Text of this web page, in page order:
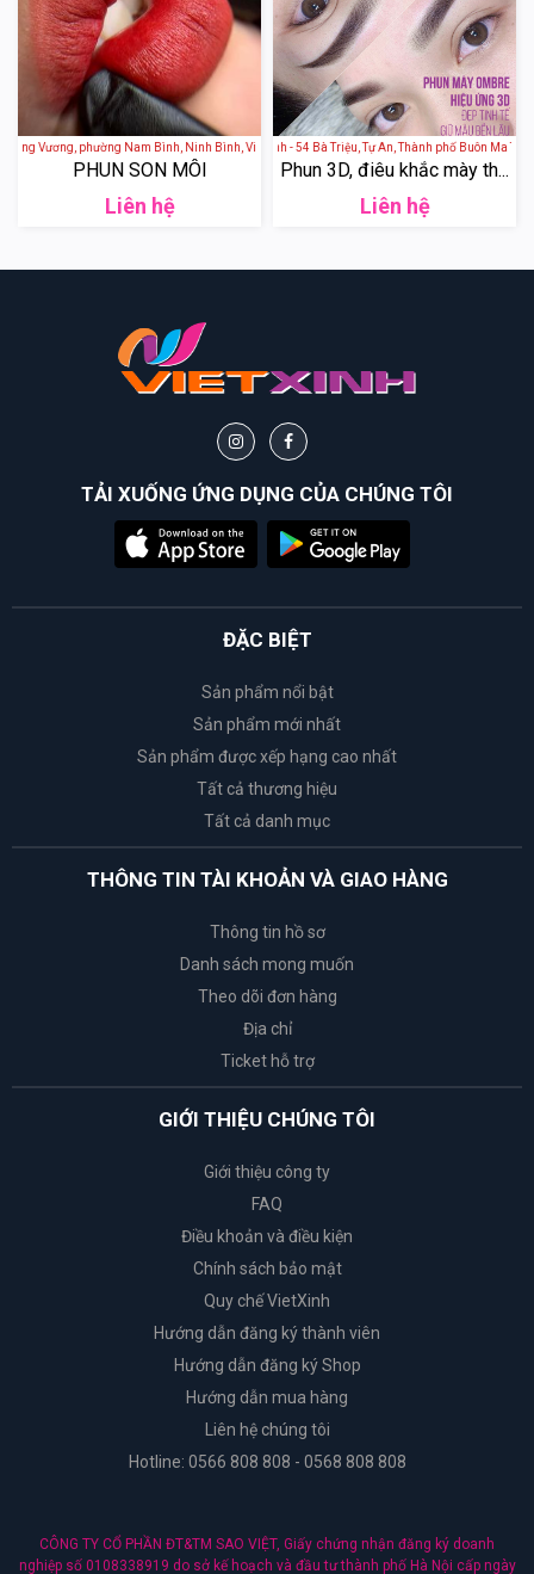
Vương, phường Nam Bình, Ninh Bình, Việt Nam
PHUN SON MÔI
Liên hệ
Thẩm mỹ viện Thảo Xinh - 54 Bà Triệu, Tự An, Thành phố Buôn Ma
Phun 3D, điêu khắc mày th...
Liên hệ
TẢI XUỐNG ỨNG DỤNG CỦA CHÚNG TÔI
ĐẶC BIỆT
Sản phẩm nổi bật
Sản phẩm mới nhất
Sản phẩm được xếp hạng cao nhất
Tất cả thương hiệu
Tất cả danh mục
THÔNG TIN TÀI KHOẢN VÀ GIAO HÀNG
Thông tin hồ sơ
Danh sách mong muốn
Theo dõi đơn hàng
Địa chỉ
Ticket hỗ trợ
GIỚI THIỆU CHÚNG TÔI
Giới thiệu công ty
FAQ
Điều khoản và điều kiện
Chính sách bảo mật
Quy chế VietXinh
Hướng dẫn đăng ký thành viên
Hướng dẫn đăng ký Shop
Hướng dẫn mua hàng
Liên hệ chúng tôi
Hotline: 0566 808 808 - 0568 808 808
CÔNG TY CỔ PHẦN ĐT&TM SAO VIỆT, Giấy chứng nhận đăng ký doanh
nghiệp số 0108338919 do sở kế hoạch và đầu tư thành phố Hà Nội cấp ngày